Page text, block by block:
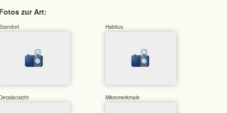
zur Art:
Habitus
Mikromerkmale